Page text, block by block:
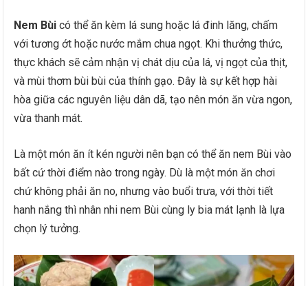
Nem Bùi có thể ăn kèm lá sung hoặc lá đinh lăng, chấm
với tương ớt hoặc nước mắm chua ngọt. Khi thưởng thức,
thực khách sẽ cảm nhận vị chát dịu của lá, vị ngọt của thịt,
và mùi thơm bùi bùi của thính gạo. Đây là sự kết hợp hài
hòa giữa các nguyên liệu dân dã, tạo nên món ăn vừa ngon,
vừa thanh mát.
Là một món ăn ít kén người nên bạn có thể ăn nem Bùi vào
bất cứ thời điểm nào trong ngày. Dù là một món ăn chơi
chứ không phải ăn no, nhưng vào buổi trưa, với thời tiết
hanh nắng thì nhân nhi nem Bùi cùng ly bia mát lạnh là lựa
chọn lý tưởng.